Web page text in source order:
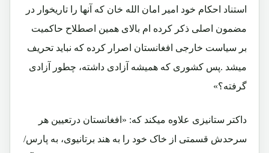
استناد احکام خود امیر امان الله خان که آنها را تاریخوار در
مضمون اصلی ذکر کرده ام بالای همین اصطلاح حاکمیت
بر سیاست خارجی افغانستان اصرار کرده که نباید تحریف
میشد .پس کشوری که همیشه آزادی داشته، چطور آزادی
گرفته؟»
داکتر ستانیزی علاوه میکند که: «افغانستان درتعیین هر
سرحدش قسمتی از خاک خود را به هند برتانیوی، به پارس/